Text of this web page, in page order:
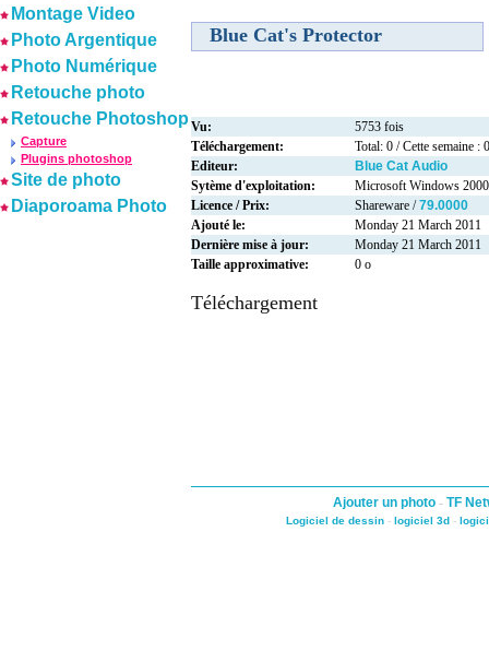
Montage Video
Photo Argentique
Photo Numérique
Retouche photo
Retouche Photoshop
Capture
Plugins photoshop
Site de photo
Diaporoama Photo
Blue Cat's Protector
Vu:
5753 fois
Téléchargement:
Total: 0 / Cette semaine : 0
Editeur:
Blue Cat Audio
Sytème d'exploitation:
Microsoft Windows
Licence / Prix:
Shareware /79.0000
Ajouté le:
Monday 21 March 2011
Dernière mise à jour:
Monday 21 March 2011
Taille approximative:
0 o
Téléchargement
Ajouter un photo - TF
Logiciel de dessin - logiciel 3d -